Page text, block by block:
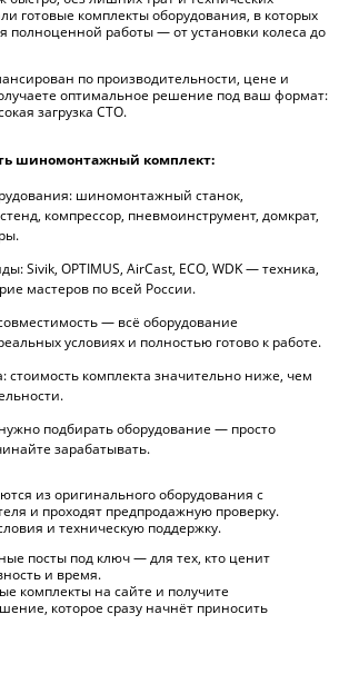
готовые комплекты оборудования, в которых
полноценной работы — от установки колеса до
по производительности, цене и
оптимальное решение под ваш формат:
загрузка СТО.
шиномонтажный комплект:
шиномонтажный станок,
компрессор, пневмоинструмент, домкрат,
Sivik, OPTIMUS, AirCast, ECO, WDK — техника,
мастеров по всей России.
— всё оборудование
условиях и полностью готово к работе.
комплекта значительно ниже, чем
подбирать оборудование — просто
зарабатывать.
из оригинального оборудования с
и проходят предпродажную проверку.
и техническую поддержку.
посты под ключ — для тех, кто ценит
и время.
комплекты на сайте и получите
которое сразу начнёт приносить